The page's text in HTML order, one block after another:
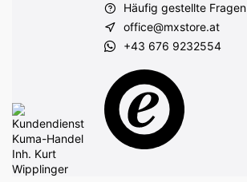
Häufig gestellte Fragen
office@mxstore.at
+43 676 9232554